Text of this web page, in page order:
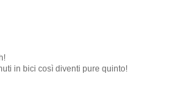
in bici così diventi pure quinto!